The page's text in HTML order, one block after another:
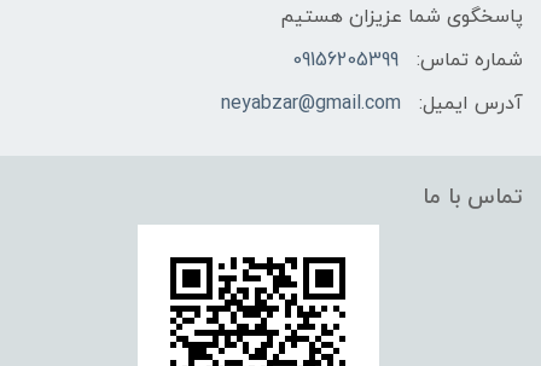
پاسخگوی شما عزیزان هستیم
شماره تماس:
09156205399
آدرس ایمیل:
neyabzar@gmail.com
تماس با ما